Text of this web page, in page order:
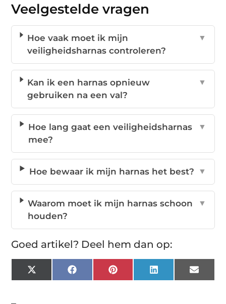
Veelgestelde vragen
Hoe vaak moet ik mijn
veiligheidsharnas controleren?
▼
Kan ik een harnas opnieuw
gebruiken na een val?
▼
Hoe lang gaat een veiligheidsharnas
mee?
▼
Hoe bewaar ik mijn harnas het best? ▼
Waarom moet ik mijn harnas schoon
houden?
▼
Goed artikel? Deel hem dan op:
X
(Twitter)
FacebookPinterest LinkedIn Email